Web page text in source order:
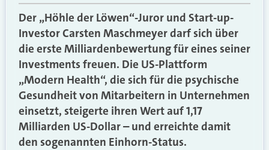
Der „Höhle der Löwen“-Juror und Start-up-
Investor Carsten Maschmeyer darf sich über
die erste Milliardenbewertung für eines seiner
Investments freuen. Die US-Plattform
„Modern Health“, die sich für die psychische
Gesundheit von Mitarbeitern in Unternehmen
einsetzt, steigerte ihren Wert auf 1,17
Milliarden US-Dollar – und erreichte damit
den sogenannten Einhorn-Status.